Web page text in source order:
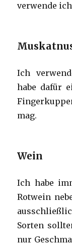
verwende
Ich
habe dafür
mag.
Wein
Ich habe
Rotwein
Sorten
nur